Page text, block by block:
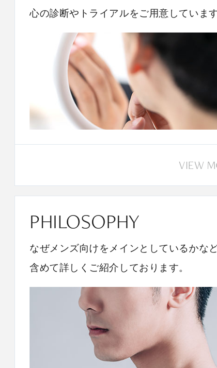
心の診断やトライアルをご用意していま
VIEW
PHILOSOPHY
なぜメンズ向けをメインとしているかな
含めて詳しくご紹介しております。